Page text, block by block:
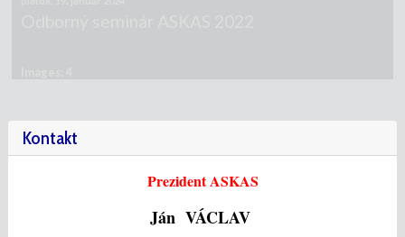
Kontakt
Prezident ASKAS
Ján VÁCLAV